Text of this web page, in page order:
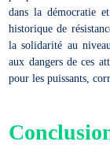
dans la démocratie
historique de
la solidarité au
aux dangers de ces
pour les puissants,